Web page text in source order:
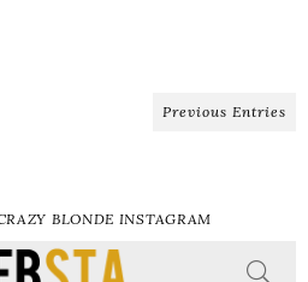
Previous Entries
BLONDE INSTAGRAM